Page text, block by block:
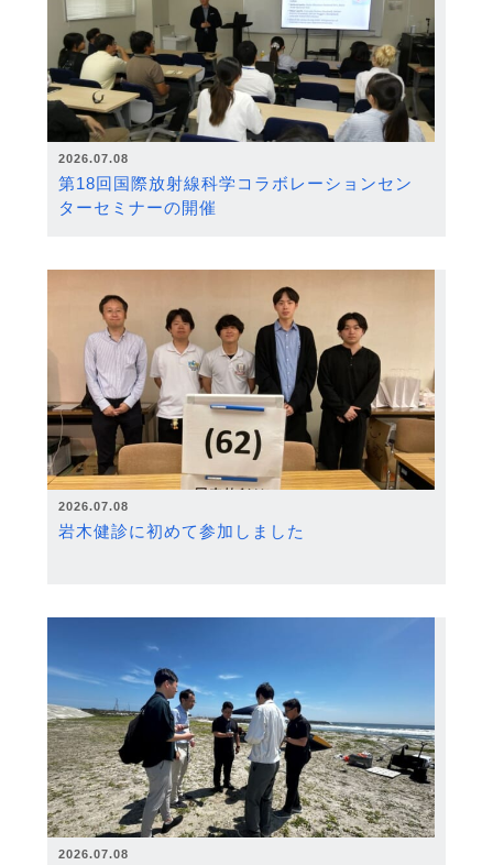
2026.07.08
第18回国際放射線科学コラボレーションセン
ターセミナーの開催
2026.07.08
岩木健診に初めて参加しました
2026.07.08